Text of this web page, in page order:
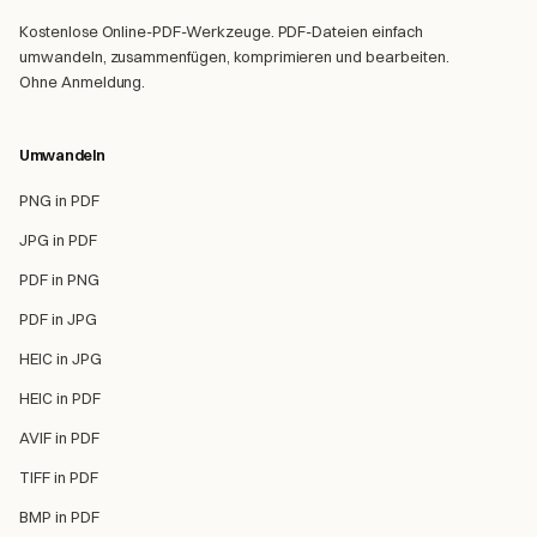
Kostenlose Online-PDF-Werkzeuge. PDF-Dateien einfach
umwandeln, zusammenfügen, komprimieren und bearbeiten.
Ohne Anmeldung.
Umwandeln
PNG in PDF
JPG in PDF
PDF in PNG
PDF in JPG
HEIC in JPG
HEIC in PDF
AVIF in PDF
TIFF in PDF
BMP in PDF